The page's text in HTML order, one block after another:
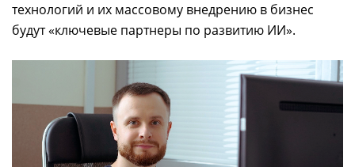
технологий и их массовому внедрению в бизнес
будут «ключевые партнеры по развитию ИИ».